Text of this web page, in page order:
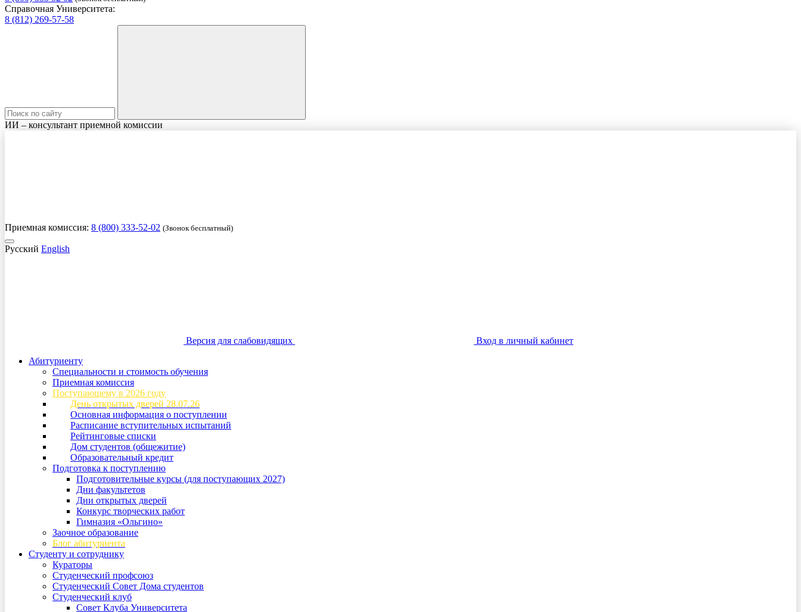
Справочная Университета:
8 (812) 269-57-58
ИИ – консультант приемной комиссии
Приемная комиссия: 8 (800) 333-52-02 (Звонок бесплатный)
Русский English
Версия для слабовидящих
Вход в личный кабинет
Абитуриенту
Специальности и стоимость обучения
Приемная комиссия
Поступающему в 2026 году
День открытых дверей 28.07.26
Основная информация о поступлении
Расписание вступительных испытаний
Рейтинговые списки
Дом студентов (общежитие)
Образовательный кредит
Подготовка к поступлению
Подготовительные курсы (для поступающих 2027)
Дни факультетов
Дни открытых дверей
Конкурс творческих работ
Гимназия «Ольгино»
Заочное образование
Блог абитуриента
Студенту и сотруднику
Кураторы
Студенческий профсоюз
Студенческий Совет Дома студентов
Студенческий клуб
Совет Клуба Университета